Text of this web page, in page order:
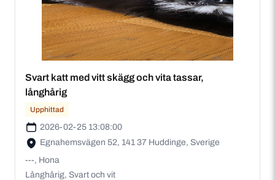
Svart katt med vitt skägg och vita tassar,
långhårig
Upphittad
2026-02-25 13:08:00
Egnahemsvägen 52, 141 37 Huddinge, Sverige
---, Hona
Långhårig, Svart och vit